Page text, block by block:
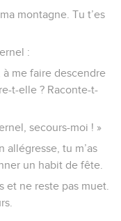
montagne. Tu t’es
:
à me faire descendre
t-elle ? Raconte-t-
secours-moi ! »
allégresse, tu m’as
un habit de fête.
ne reste pas muet.